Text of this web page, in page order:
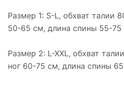
Размер 1: S-L, обхват талии
50-65 см, длина спины 55-75
Размер 2: L-XXL, обхват
ног 60-75 см, длина спины